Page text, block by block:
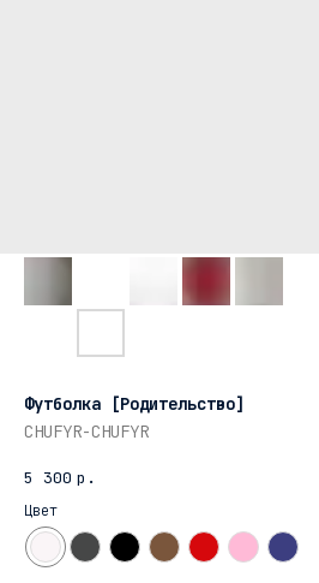
Футболка [Родительство]
CHUFYR-CHUFYR
5 300 р.
Цвет